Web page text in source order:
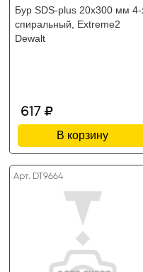
Бур SDS-plus 20х300 мм 4-
спиральный, Extreme2
Dewalt
617
В корзину
Арт. DT9664